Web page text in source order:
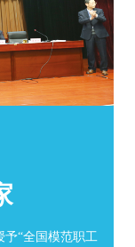
“全国模范职工